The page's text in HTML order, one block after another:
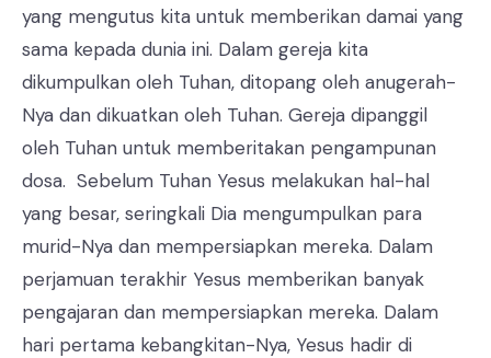
yang mengutus kita untuk memberikan damai yang
sama kepada dunia ini. Dalam gereja kita
dikumpulkan oleh Tuhan, ditopang oleh anugerah-
Nya dan dikuatkan oleh Tuhan. Gereja dipanggil
oleh Tuhan untuk memberitakan pengampunan
dosa. Sebelum Tuhan Yesus melakukan hal-hal
yang besar, seringkali Dia mengumpulkan para
murid-Nya dan mempersiapkan mereka. Dalam
perjamuan terakhir Yesus memberikan banyak
pengajaran dan mempersiapkan mereka. Dalam
hari pertama kebangkitan-Nya, Yesus hadir di